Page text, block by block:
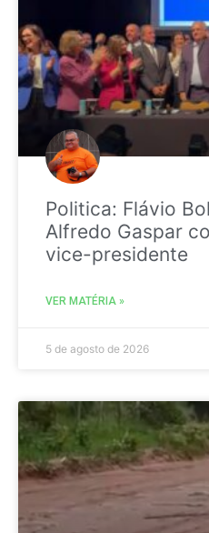
Politica: Flávio
Alfredo Gaspar
vice-presidente
VER MATÉRIA »
5 de agosto de 2026